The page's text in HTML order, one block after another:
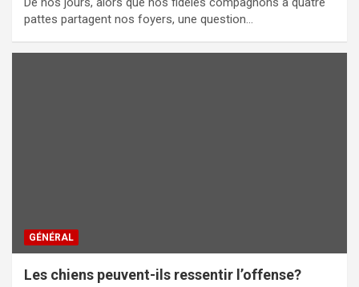
pattes partagent nos foyers, une question…
GÉNÉRAL
Les chiens peuvent-ils ressentir l’offense?